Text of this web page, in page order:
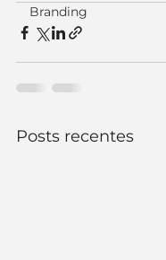
Branding
Posts recentes